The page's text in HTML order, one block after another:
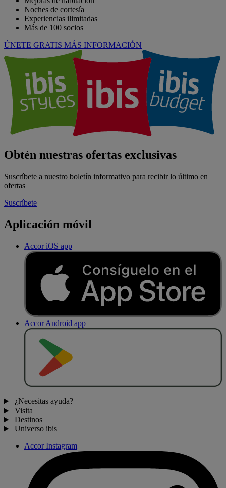
Noches de cortesía
Experiencias ilimitadas
Más de 100 socios
ÚNETE GRATIS MÁS INFORMACIÓN
Obtén nuestras ofertas exclusivas
Suscríbete a nuestro boletín informativo para recibir lo último en
ofertas
Suscríbete
Aplicación móvil
Accor iOS app
Accor Android app
¿Necesitas ayuda?
Visita
Destinos
Universo ibis
Accor Instagram